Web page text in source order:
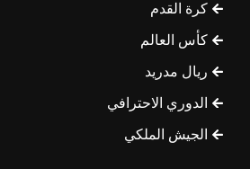
كرة القدم
كأس العالم
ريال مدريد
الدوري الاحترافي
الجيش الملكي